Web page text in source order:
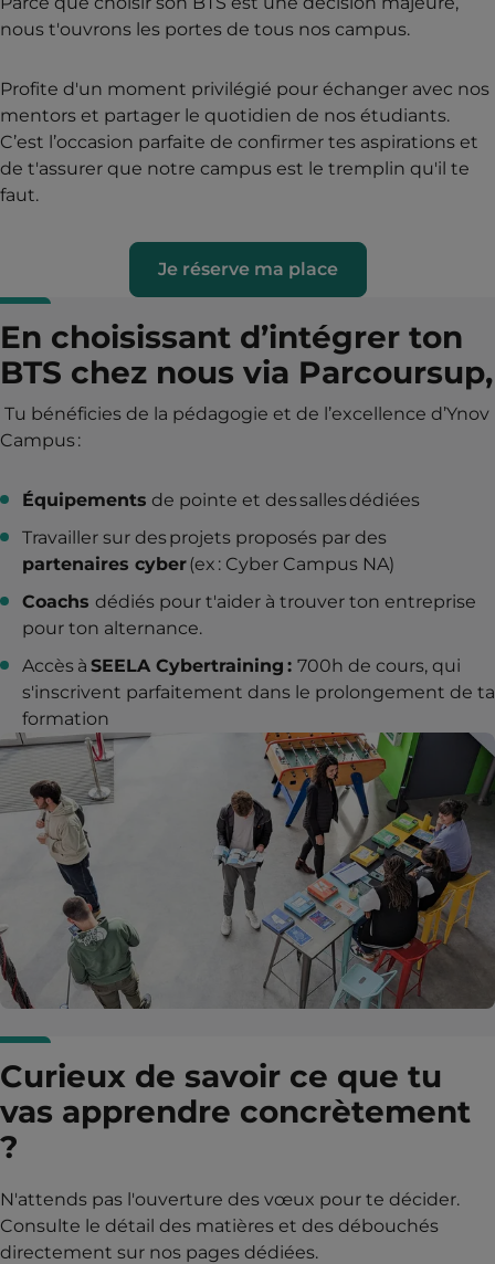
nous t'ouvrons les portes de tous nos campus.
Profite d'un moment privilégié pour échanger avec nos
mentors et partager le quotidien de nos étudiants.
C’est l’occasion parfaite de confirmer tes aspirations et
de t'assurer que notre campus est le tremplin qu'il te
faut.
Je réserve ma place
En choisissant d’intégrer ton
BTS chez nous via Parcoursup,
Tu bénéficies de la pédagogie et de l’excellence d’Ynov
Campus :
Équipements de pointe et des salles dédiées
Travailler sur des projets proposés par des
partenaires cyber(ex : Cyber Campus NA)
Coachs dédiés pour t'aider à trouver ton entreprise
pour ton alternance.
Accès à SEELA Cybertraining : 700h de cours, qui
s'inscrivent parfaitement dans le prolongement de ta
formation
Curieux de savoir ce que tu
vas apprendre concrètement
?
N'attends pas l'ouverture des vœux pour te décider.
Consulte le détail des matières et des débouchés
directement sur nos pages dédiées.